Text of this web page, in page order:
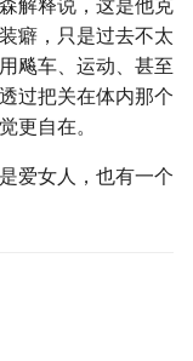
解释说，这是他克
癖，只是过去不太
飚车、运动、甚至
过把关在体内那个
更自在。
爱女人，也有一个